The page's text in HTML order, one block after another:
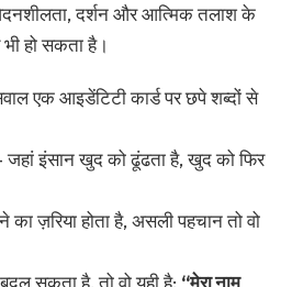
दर्शन और आत्मिक तलाश के
हो सकता है।
एक आइडेंटिटी कार्ड पर छपे शब्दों से
इंसान खुद को ढूंढता है, खुद को फिर
ज़रिया होता है, असली पहचान तो वो
सकता है, तो वो यही है: “मेरा नाम